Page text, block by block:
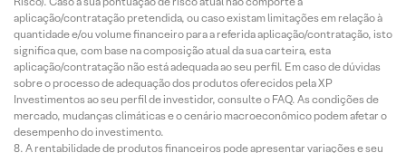
aplicação/contratação pretendida, ou caso existam limitações em relação à
quantidade e/ou volume financeiro para a referida aplicação/contratação, isto
significa que, com base na composição atual da sua carteira, esta
aplicação/contratação não está adequada ao seu perfil. Em caso de dúvidas
sobre o processo de adequação dos produtos oferecidos pela XP
Investimentos ao seu perfil de investidor, consulte o FAQ. As condições de
mercado, mudanças climáticas e o cenário macroeconômico podem afetar o
desempenho do investimento.
A rentabilidade de produtos financeiros pode apresentar variações e seu